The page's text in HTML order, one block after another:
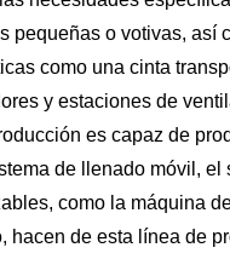
pequeñas o votivas, así
como una cinta
y estaciones de
es capaz de
de llenado móvil,
como la máquina
hacen de esta línea de